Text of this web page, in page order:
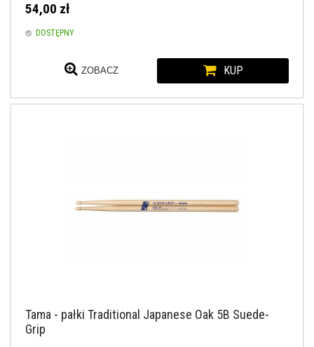
54,00 zł
DOSTĘPNY
ZOBACZ KUP
Tama - pałki Traditional Japanese Oak 5B Suede-
Grip